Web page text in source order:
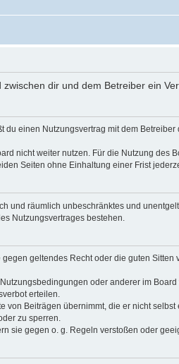
dir und dem Betreiber ein
du einen Nutzungsvertrag mit dem
nicht weiter nutzen. Für die Nutzung
Seiten ohne Einhaltung einer Frist
und räumlich unbeschränktes und
Nutzungsvertrages bestehen.
geltendes Recht oder die guten
oder anderer im
erteilen.
Beiträgen übernimmt, die er nicht
zu sperren.
sie gegen o. g. Regeln verstoßen oder